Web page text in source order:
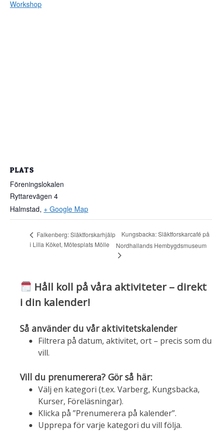
Workshop
PLATS
Föreningslokalen
Ryttarevägen 4
Halmstad, + Google Map
Falkenberg: Släktforskarhjälp
i Lilla Köket, Mötesplats Mölle
Kungsbacka: Släktforskarcafé på
Nordhallands Hembygdsmuseum
Håll koll på våra aktiviteter – direkt
i din kalender!
Så använder du vår aktivitetskalender
Filtrera på datum, aktivitet, ort – precis som du
vill.
Vill du prenumerera? Gör så här:
Välj en kategori (t.ex. Varberg, Kungsbacka,
Kurser, Föreläsningar).
Klicka på ”Prenumerera på kalender”.
Upprepa för varje kategori du vill följa.